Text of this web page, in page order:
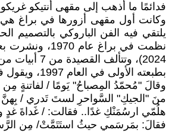
فدائمًا ما أذهب إلى مقهى أنتيكو غريكو
نظمت في
2024)،
بطبعته الأولى في العام 1997، ويقول فيها:
وقالَ "مُحمّدُ المِصباحُ" يَومًا / لفاتنةٍ مِن
منَ "الجيكِ" السَّواحرِ لستَ تَدري / بِهنَّ
هلُمّي ارسُمَنْكِ غدًا.. فقالت: / غَداةَ غدٍ
فقالَ: بمَرسَمي حيثُ استَتَمَّتْ/ مِن